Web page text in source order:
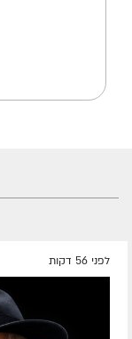
לפני 56 דקות